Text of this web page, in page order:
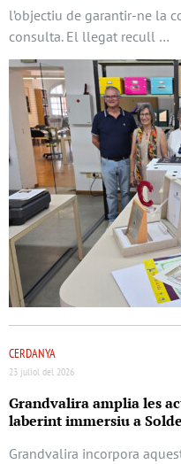
l’objectiu de garantir-ne la
consulta. El llegat recull …
CERDANYA
23 juliol del 2026
Grandvalira amplia les
laberint immersiu a
Grandvalira incorpora